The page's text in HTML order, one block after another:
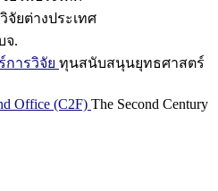
จัยต่างประเทศ
จ.
ารวิจัย ทุนสนับสนุนยุทธศาสตร์
Office (C2F) The Second Century